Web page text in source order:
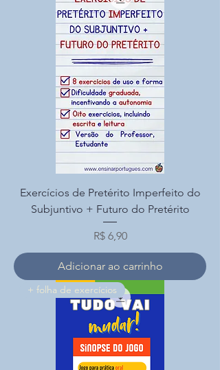
Exercícios de Pretérito Imperfeito do
Subjuntivo + Futuro do Pretérito
Preço
R$ 6,90
Adicionar ao carrinho
+ folha de exercícios